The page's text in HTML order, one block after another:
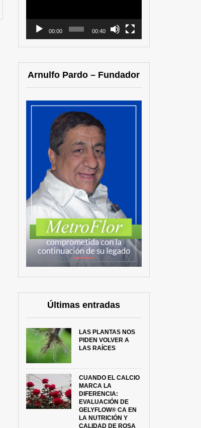
00:00 00:40
Arnulfo Pardo – Fundador
Últimas entradas
LAS PLANTAS NOS
PIDEN VOLVER A
LAS RAÍCES
CUANDO EL CALCIO
MARCA LA
DIFERENCIA:
EVALUACIÓN DE
GELYFLOW® CA EN
LA NUTRICIÓN Y
CALIDAD DE ROSA